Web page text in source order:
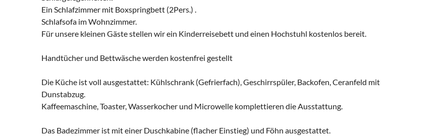
Ein Schlafzimmer mit Boxspringbett (2Pers.) .
Schlafsofa im Wohnzimmer.
Für unsere kleinen Gäste stellen wir ein Kinderreisebett und einen Hochstuhl kostenlos bereit.
Handtücher und Bettwäsche werden kostenfrei gestellt
Die Küche ist voll ausgestattet: Kühlschrank (Gefrierfach), Geschirrspüler, Backofen, Ceranfeld mit
Dunstabzug.
Kaffeemaschine, Toaster, Wasserkocher und Microwelle komplettieren die Ausstattung.
Das Badezimmer ist mit einer Duschkabine (flacher Einstieg) und Föhn ausgestattet.